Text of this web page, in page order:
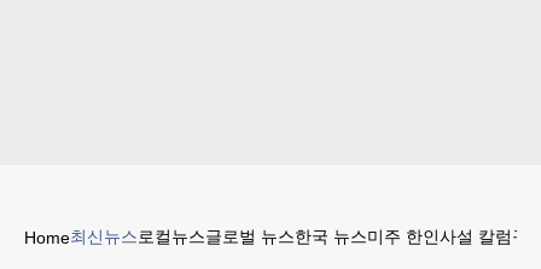
Home최신뉴스로컬뉴스글로벌 뉴스한국 뉴스미주 한인사설 칼럼구